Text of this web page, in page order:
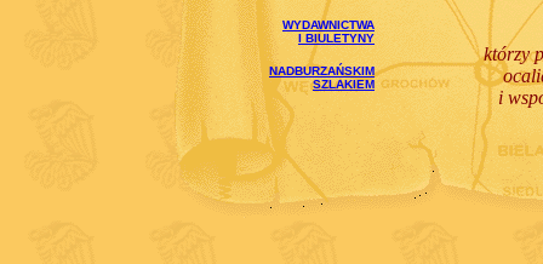
WYDAWNICTWA
I BIULETYNY
NADBURZAŃSKIM
SZLAKIEM
którzy
i